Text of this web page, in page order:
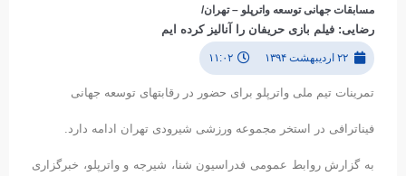
مسابقات جهانی توسعه واترپلو – تهران/
رضایی: فیلم بازی حریفان را آنالیز کرده ایم
۲۲ اردیبهشت ۱۳۹۴ ۱۱:۰۲
تمرینات تیم ملی واترپلو برای حضور در رقابتهای توسعه جهانی
فیناترافی در استخر مجموعه ورزشی شیرودی تهران ادامه دارد.
به گزارش روابط عمومی فدراسیون شنا، شیرجه و واترپلو، خبرگزاری